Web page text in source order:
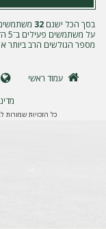
בסך הכל ישנם32
על משתמשים פעילים ב־5 הדקות האחרונות)
מספר הגולשים הרב ביותר
עמוד ראשי
כל הזכויות שמורות